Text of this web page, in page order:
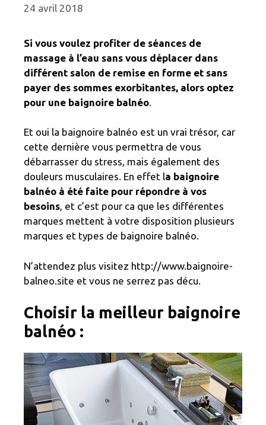
24 avril 2018
Si vous voulez profiter de séances de
massage à l’eau sans vous déplacer dans
différent salon de remise en forme et sans
payer des sommes exorbitantes, alors optez
pour une baignoire balnéo
Et oui la baignoire balnéo est un vrai trésor, car
cette dernière vous permettra de vous
débarrasser du stress, mais également des
douleurs musculaires. En effet la baignoire
balnéo à été faite pour répondre à vos
besoins, et c’est pour ca que les différentes
marques mettent à votre disposition plusieurs
marques et types de baignoire balnéo.
N’attendez plus visitez http://www.baignoire-
balneo.site et vous ne serrez pas décu.
Choisir la meilleur baignoire
balnéo :